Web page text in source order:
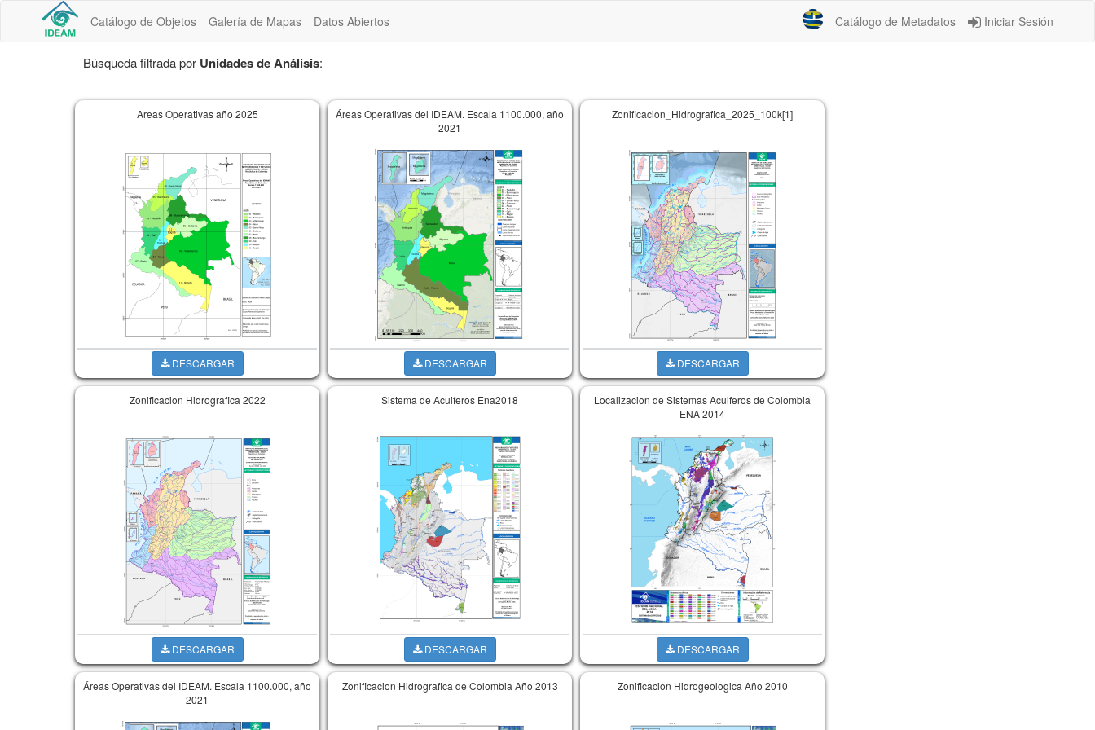
Catálogo de Objetos Galería de Mapas Datos Abiertos Catálogo de Metadatos Iniciar Sesión
Búsqueda filtrada por Unidades de Análisis:
Areas Operativas año 2025
DESCARGAR
Áreas Operativas del IDEAM. Escala 1100.000, año
2021
DESCARGAR
Zonificacion_Hidrografica_2025_100k[1]
DESCARGAR
Zonificacion Hidrografica 2022
DESCARGAR
Sistema de Acuiferos Ena2018
DESCARGAR
Localizacion de Sistemas Acuiferos de Colombia
ENA 2014
DESCARGAR
Áreas Operativas del IDEAM. Escala 1100.000, año
2021
Zonificacion Hidrografica de Colombia Año 2013 Zonificacion Hidrogeologica Año 2010